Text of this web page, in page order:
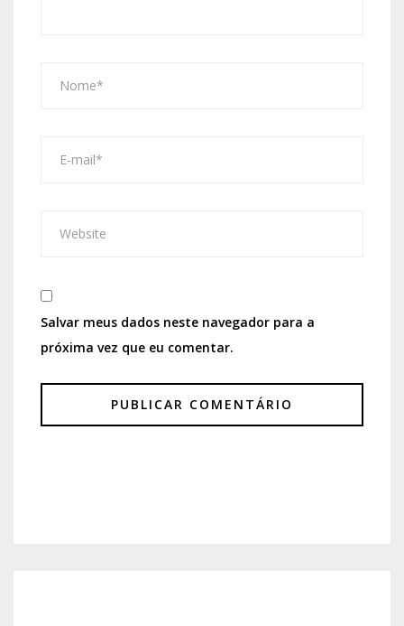
Salvar meus dados neste navegador para a
próxima vez que eu comentar.